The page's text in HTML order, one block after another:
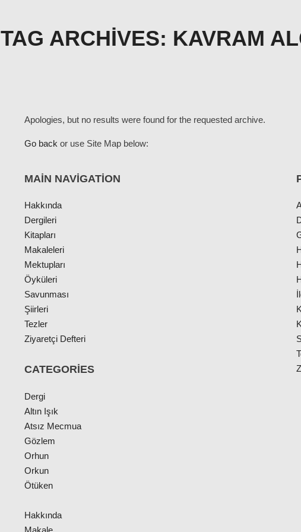
TAG ARCHIVES: KAVRAM
Apologies, but no results were found for the requested archive.
Go back or use Site Map below:
MAIN NAVIGATION
Hakkında
Dergileri
Kitapları
Makaleleri
Mektupları
Öyküleri
Savunması
Şiirleri
Tezler
Ziyaretçi Defteri
CATEGORIES
Dergi
Altın Işık
Atsız Mecmua
Gözlem
Orhun
Orkun
Ötüken
Hakkında
Makale